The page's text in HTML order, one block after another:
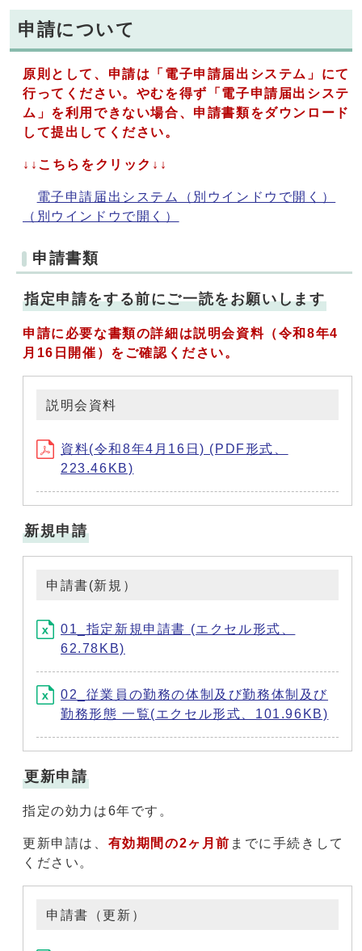
申請について
原則として、申請は「電子申請届出システム」にて
行ってください。やむを得ず「電子申請届出システ
ム」を利用できない場合、申請書類をダウンロード
して提出してください。
↓↓こちらをクリック↓↓
電子申請届出システム（別ウインドウで開く）
（別ウインドウで開く）
申請書類
指定申請をする前にご一読をお願いします
申請に必要な書類の詳細は説明会資料（令和8年4
月16日開催）をご確認ください。
説明会資料
資料(令和8年4月16日) (PDF形式、
223.46KB)
新規申請
申請書(新規）
01_指定新規申請書 (エクセル形式、
62.78KB)
02_従業員の勤務の体制及び勤務体制及び
勤務形態 一覧(エクセル形式、101.96KB)
更新申請
指定の効力は6年です。
更新申請は、 有効期間の2ヶ月前 までに手続きして
ください。
申請書（更新）